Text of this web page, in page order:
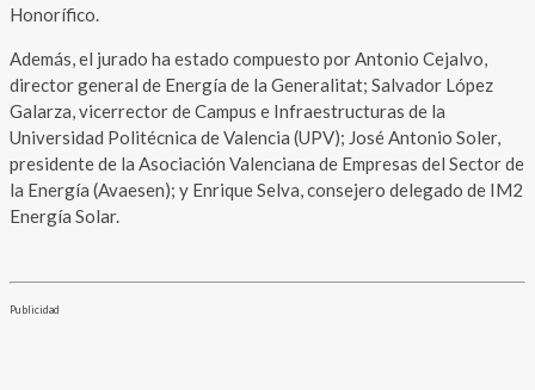
Honorífico.
Además, el jurado ha estado compuesto por Antonio Cejalvo,
director general de Energía de la Generalitat; Salvador López
Galarza, vicerrector de Campus e Infraestructuras de la
Universidad Politécnica de Valencia (UPV); José Antonio Soler,
presidente de la Asociación Valenciana de Empresas del Sector de
la Energía (Avaesen); y Enrique Selva, consejero delegado de IM2
Energía Solar.
Publicidad